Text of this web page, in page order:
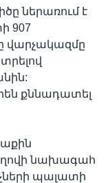
ներառում է
907
վարչակազմը
քննադատել
նախագահ
պալատի